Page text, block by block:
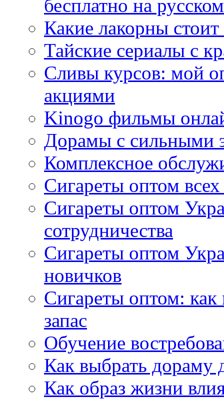
бесплатно на
Какие лакорны
Тайские сериалы с
Сливы курсов: мой
акциями
Kinogo фильмы
Дорамы с сильными
Комплексное
Сигареты оптом
Сигареты оптом
сотрудничества
Сигареты оптом
новичков
Сигареты оптом:
запас
Обучение
Как выбрать дораму
Как образ жизни